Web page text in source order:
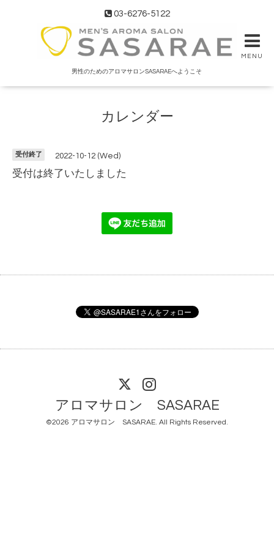
03-6276-5122
MENU
男性のためのアロマサロンSASARAEへようこそ
カレンダー
受付終了 2022-10-12 (Wed)
受付は終了いたしました
アロマサロン SASARAE
©2026 アロマサロン SASARAE. All Rights Reserved.